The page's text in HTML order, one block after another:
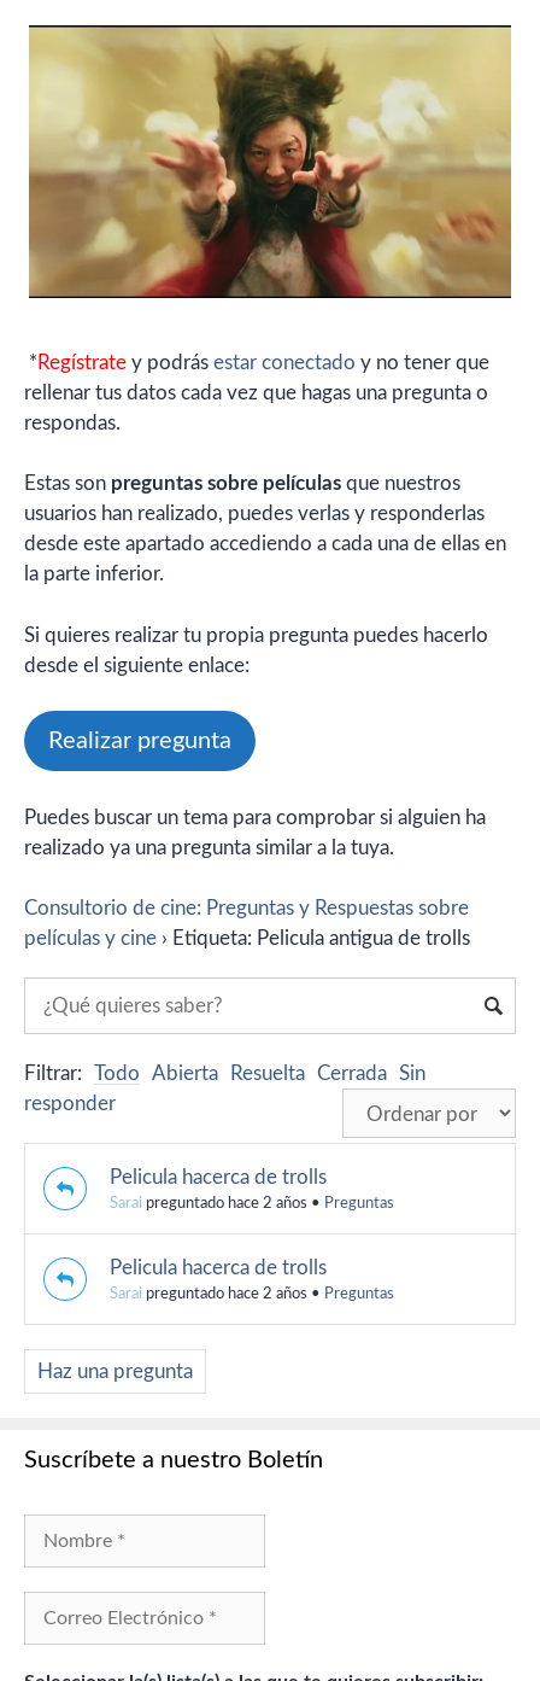
* Regístrate y podrás estar conectado y no tener que
rellenar tus datos cada vez que hagas una pregunta o
respondas.
Estas son preguntas sobre películas que nuestros
usuarios han realizado, puedes verlas y responderlas
desde este apartado accediendo a cada una de ellas en
la parte inferior.
Si quieres realizar tu propia pregunta puedes hacerlo
desde el siguiente enlace:
Realizar pregunta
Puedes buscar un tema para comprobar si alguien ha
realizado ya una pregunta similar a la tuya.
Consultorio de cine: Preguntas y Respuestas sobre
películas y cine › Etiqueta: Pelicula antigua de trolls
Filtrar: Todo Abierta Resuelta Cerrada Sin
responder
Pelicula hacerca de trolls
Sarai preguntado hace 2 años • Preguntas
Pelicula hacerca de trolls
Sarai preguntado hace 2 años • Preguntas
Haz una pregunta
Suscríbete a nuestro Boletín